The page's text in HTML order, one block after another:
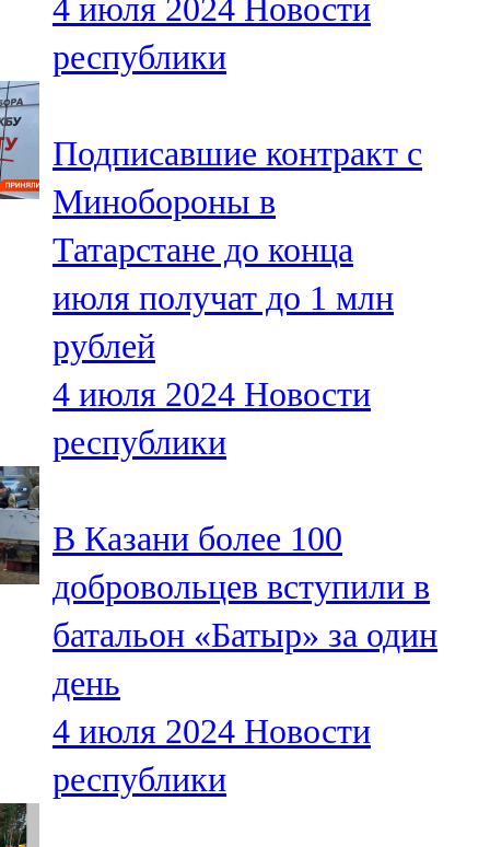
4 июля 2024 Новости
республики
Подписавшие контракт с
Минобороны в
Татарстане до конца
июля получат до 1 млн
рублей
4 июля 2024 Новости
республики
В Казани более 100
добровольцев вступили в
батальон «Батыр» за один
день
4 июля 2024 Новости
республики